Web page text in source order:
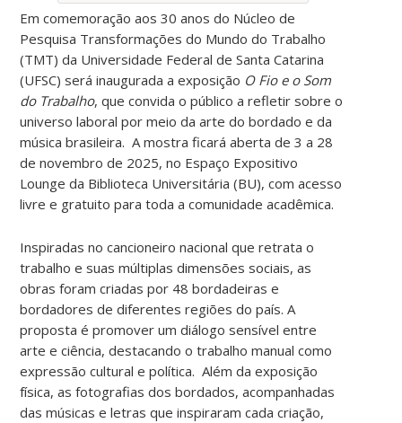
Em comemoração aos 30 anos do Núcleo de
Pesquisa Transformações do Mundo do Trabalho
(TMT) da Universidade Federal de Santa Catarina
(UFSC) será inaugurada a exposição O Fio e o Som
do Trabalho, que convida o público a refletir sobre o
universo laboral por meio da arte do bordado e da
música brasileira.A mostra ficará aberta de 3 a 28
de novembro de 2025, no Espaço Expositivo
Lounge da Biblioteca Universitária (BU), com acesso
livre e gratuito para toda a comunidade acadêmica.
Inspiradas no cancioneiro nacional que retrata o
trabalho e suas múltiplas dimensões sociais, as
obras foram criadas por 48 bordadeiras e
bordadores de diferentes regiões do país. A
proposta é promover um diálogo sensível entre
arte e ciência, destacando o trabalho manual como
expressão cultural e política. Além da exposição
física, as fotografias dos bordados, acompanhadas
das músicas e letras que inspiraram cada criação,